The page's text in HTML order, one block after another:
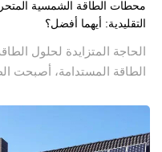
محطات الطاقة الشمسية
التقليدية: أيهما أفضل؟
الحاجة المتزايدة لحلول
الطاقة المستدامة، أصبحت